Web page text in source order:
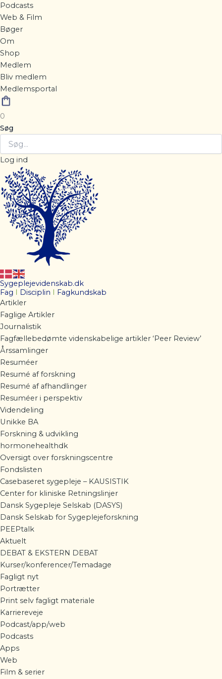
Podcasts
Web & Film
Bøger
Om
Shop
Medlem
Bliv medlem
Medlemsportal
0
Søg
Log ind
Sygeplejevidenskab.dk
Fag
Disciplin
Fagkundskab
Artikler
Faglige Artikler
Journalistik
Fagfællebedømte videnskabelige artikler ‘Peer Review’
Årssamlinger
Resuméer
Resumé af forskning
Resumé af afhandlinger
Resuméer i perspektiv
Videndeling
Unikke BA
Forskning & udvikling
hormonehealthdk
Oversigt over forskningscentre
Fondslisten
Casebaseret sygepleje – KAUSISTIK
Center for kliniske Retningslinjer
Dansk Sygepleje Selskab (DASYS)
Dansk Selskab for Sygeplejeforskning
PEEPtalk
Aktuelt
DEBAT & EKSTERN DEBAT
Kurser/konferencer/Temadage
Fagligt nyt
Portrætter
Print selv fagligt materiale
Karriereveje
Podcast/app/web
Podcasts
Apps
Web
Film & serier